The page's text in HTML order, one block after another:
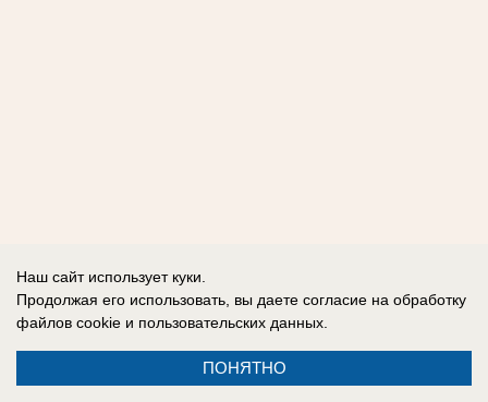
Наш сайт использует куки.
Продолжая его использовать, вы даете согласие на обработку
файлов cookie и пользовательских данных.
ПОНЯТНО